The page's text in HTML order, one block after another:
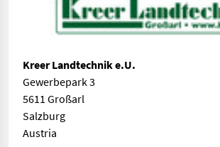
Kreer Landtechnik e.U.
Gewerbepark 3
5611 Großarl
Salzburg
Austria